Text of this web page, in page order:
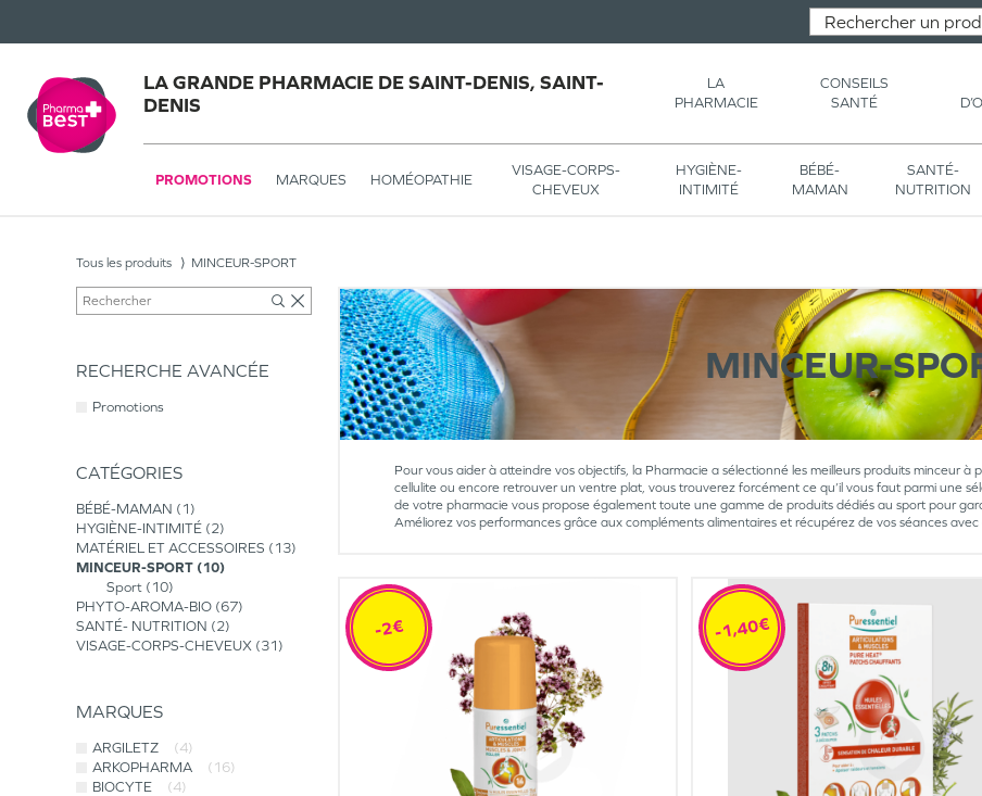
LA GRANDE PHARMACIE DE SAINT-DENIS, SAINT-
DENIS
LA
PHARMACIE
CONSEILS
SANTÉ
PROMOTIONS MARQUES HOMÉOPATHIE
VISAGE-CORPS-
CHEVEUX
HYGIÈNE-
INTIMITÉ
BÉBÉ-
MAMAN
SANTÉ-
NUTRITION
Tous les produits MINCEUR-SPORT
RECHERCHE AVANCÉE
Promotions
CATÉGORIES
BÉBÉ-MAMAN
1
HYGIÈNE-INTIMITÉ 2
MATÉRIEL ET ACCESSOIRES
13
MINCEUR-SPORT
10
Sport
10
PHYTO-AROMA-BIO 67
SANTÉ- NUTRITION
2
VISAGE-CORPS-CHEVEUX 31
MARQUES
ARGILETZ
(4)
ARKOPHARMA
(16)
BIOCYTE
(4)
MINCEUR-
Pour vous aider à atteindre vos objectifs, la Pharmacie a sélectionné les meilleurs produits minceur à
cellulite ou encore retrouver un ventre plat, vous trouverez forcément ce qu’il vous faut parmi une
de votre pharmacie vous propose également toute une gamme de produits dédiés au sport pour
Améliorez vos performances grâce aux compléments alimentaires et récupérez de vos séances avec
-2€ -1,40€